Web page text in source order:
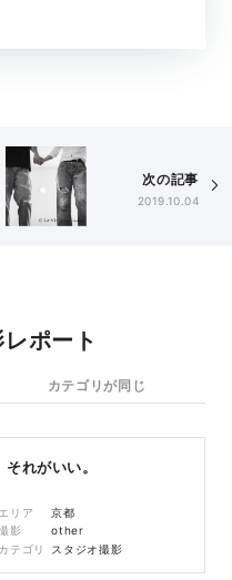
次の記事
2019.10.04
ポート
カテゴリが同じ
れがいい。
エリア
京都
影
other
カテゴリ
スタジオ撮影